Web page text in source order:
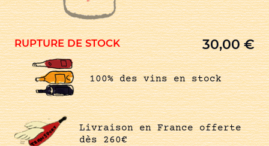
RUPTURE DE STOCK 30,00€
100% des vins en stock
Livraison en France offerte
dès 260€